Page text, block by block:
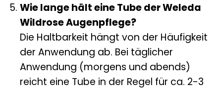
Wie lange hält eine Tube der Weleda
Wildrose Augenpflege?
Die Haltbarkeit hängt von der Häufigkeit
der Anwendung ab. Bei täglicher
Anwendung (morgens und abends)
reicht eine Tube in der Regel für ca. 2-3